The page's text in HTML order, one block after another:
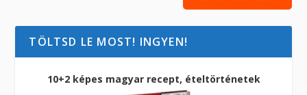
TÖLTSD LE MOST! INGYEN!
10+2 képes magyar recept, ételtörténetek